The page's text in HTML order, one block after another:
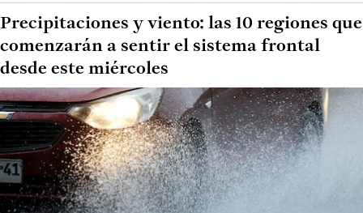
Precipitaciones y viento: las 10 regiones que
comenzarán a sentir el sistema frontal
desde este miércoles